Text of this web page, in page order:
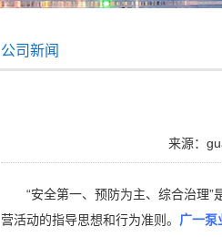
公司新闻
来源：
“安全第一、预防为主、综合治理”
营活动的指导思想和行为准则。 广一泵